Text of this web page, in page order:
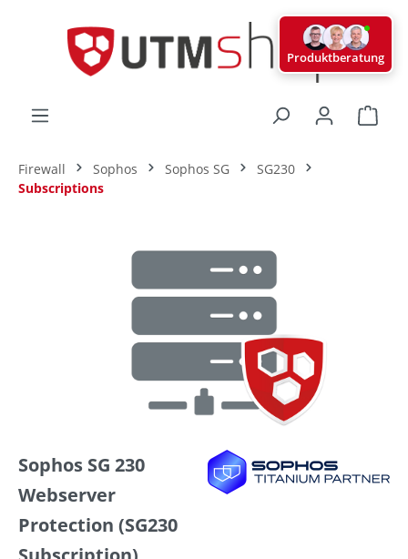
Firewall Sophos Sophos SG
SG230
Subscriptions
Sophos SG 230
Webserver
Protection (SG230
Produktberatung